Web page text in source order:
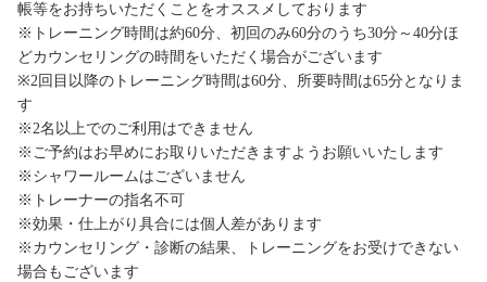
帳等をお持ちいただくことをオススメしております
※トレーニング時間は約60分、初回のみ60分のうち30分～40分ほ
どカウンセリングの時間をいただく場合がございます
※2回目以降のトレーニング時間は60分、所要時間は65分となりま
す
※2名以上でのご利用はできません
※ご予約はお早めにお取りいただきますようお願いいたします
※シャワールームはございません
※トレーナーの指名不可
※効果・仕上がり具合には個人差があります
※カウンセリング・診断の結果、トレーニングをお受けできない
場合もございます